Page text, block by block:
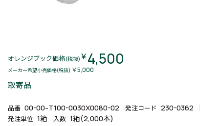
オレンジブック価格(税抜) ￥4,500
メーカー希望小売価格(税抜) ￥5,000
取寄品
品番 00-00-T100-0030X0080-02 発注コード 230-0362
発注単位 1箱 入数 1箱(2,000本)